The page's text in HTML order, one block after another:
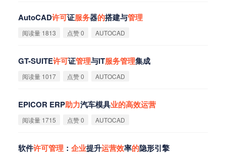
AutoCAD许可证服务器的搭建与管理
阅读量 1813 点赞 0 AUTOCAD
GT-SUITE许可证管理与IT服务管理集成
阅读量 1017 点赞 0 AUTOCAD
EPICOR ERP助力汽车模具业的高效运营
阅读量 1715 点赞 0 AUTOCAD
软件许可管理 ： 企业提升运营效率的隐形引擎